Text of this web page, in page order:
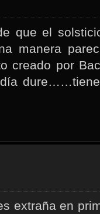
que el
manera
creado por
extraña en